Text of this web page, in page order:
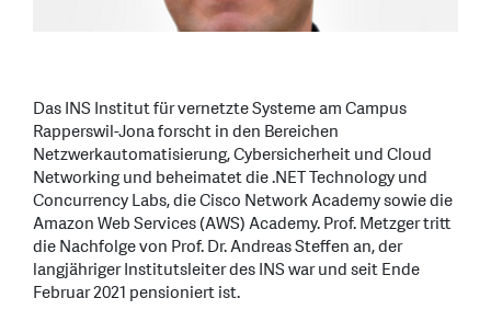
Das INS Institut für vernetzte Systeme am Campus
Rapperswil-Jona forscht in den Bereichen
Netzwerkautomatisierung, Cybersicherheit und Cloud
Networking und beheimatet die .NET Technology und
Concurrency Labs, die Cisco Network Academy sowie die
Amazon Web Services (AWS) Academy. Prof. Metzger tritt
die Nachfolge von Prof. Dr. Andreas Steffen an, der
langjähriger Institutsleiter des INS war und seit Ende
Februar 2021 pensioniert ist.